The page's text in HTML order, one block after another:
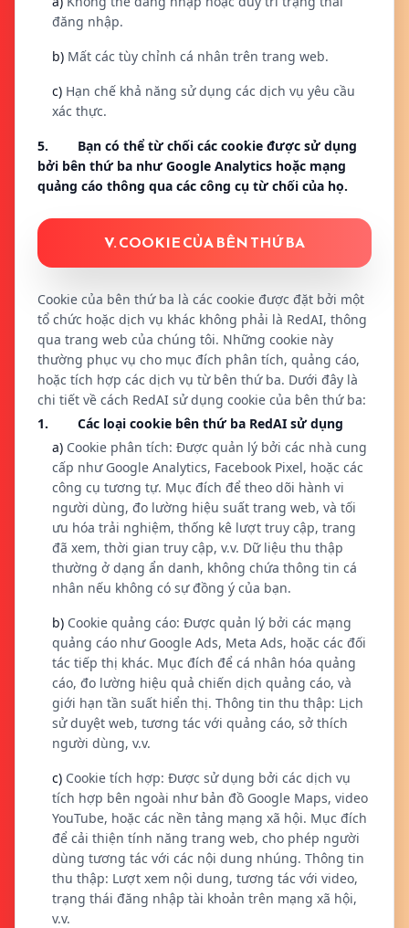
đăng nhập.
b) Mất các tùy chỉnh cá nhân trên trang web.
c) Hạn chế khả năng sử dụng các dịch vụ yêu cầu
xác thực.
5. Bạn có thể từ chối các cookie được sử dụng
bởi bên thứ ba như Google Analytics hoặc mạng
quảng cáo thông qua các công cụ từ chối của họ.
V. COOKIE CỦA BÊN THỨ BA
Cookie của bên thứ ba là các cookie được đặt bởi một
tổ chức hoặc dịch vụ khác không phải là RedAI, thông
qua trang web của chúng tôi. Những cookie này
thường phục vụ cho mục đích phân tích, quảng cáo,
hoặc tích hợp các dịch vụ từ bên thứ ba. Dưới đây là
chi tiết về cách RedAI sử dụng cookie của bên thứ ba:
1. Các loại cookie bên thứ ba RedAI sử dụng
a) Cookie phân tích: Được quản lý bởi các nhà cung
cấp như Google Analytics, Facebook Pixel, hoặc các
công cụ tương tự. Mục đích để theo dõi hành vi
người dùng, đo lường hiệu suất trang web, và tối
ưu hóa trải nghiệm, thống kê lượt truy cập, trang
đã xem, thời gian truy cập, v.v. Dữ liệu thu thập
thường ở dạng ẩn danh, không chứa thông tin cá
nhân nếu không có sự đồng ý của bạn.
b) Cookie quảng cáo: Được quản lý bởi các mạng
quảng cáo như Google Ads, Meta Ads, hoặc các đối
tác tiếp thị khác. Mục đích để cá nhân hóa quảng
cáo, đo lường hiệu quả chiến dịch quảng cáo, và
giới hạn tần suất hiển thị. Thông tin thu thập: Lịch
sử duyệt web, tương tác với quảng cáo, sở thích
người dùng, v.v.
c) Cookie tích hợp: Được sử dụng bởi các dịch vụ
tích hợp bên ngoài như bản đồ Google Maps, video
YouTube, hoặc các nền tảng mạng xã hội. Mục đích
để cải thiện tính năng trang web, cho phép người
dùng tương tác với các nội dung nhúng. Thông tin
thu thập: Lượt xem nội dung, tương tác với video,
trạng thái đăng nhập tài khoản trên mạng xã hội,
v.v.